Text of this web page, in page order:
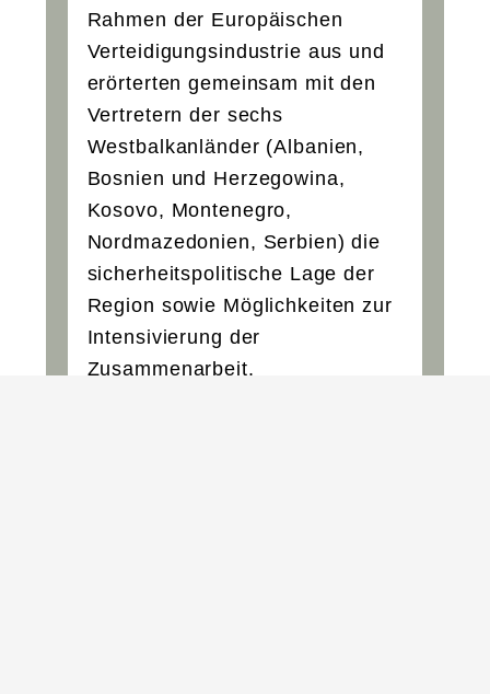
Rahmen der Europäischen
Verteidigungsindustrie aus und
erörterten gemeinsam mit den
Vertretern der sechs
Westbalkanländer (Albanien,
Bosnien und Herzegowina,
Kosovo, Montenegro,
Nordmazedonien, Serbien) die
sicherheitspolitische Lage der
Region sowie Möglichkeiten zur
Intensivierung der
Zusammenarbeit.